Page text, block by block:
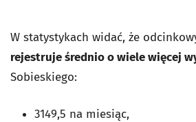
W statystykach widać, że
rejestruje średnio o wiele więcej
Sobieskiego:
3149,5 na miesiąc,